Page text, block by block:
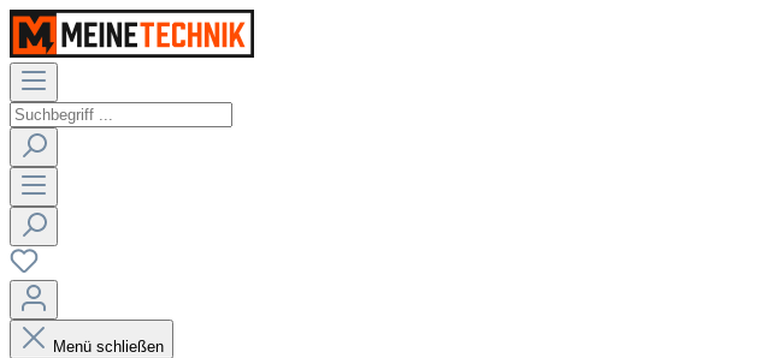
Menü schließen